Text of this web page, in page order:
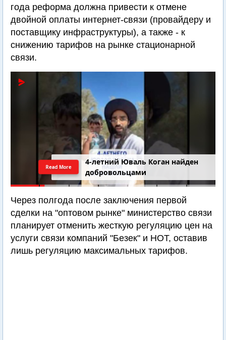
года реформа должна привести к отмене
двойной оплаты интернет-связи (провайдеру и
поставщику инфраструктуры), а также - к
снижению тарифов на рынке стационарной
связи.
4-летний Юваль Коган найден
добровольцами
Read More
Через полгода после заключения первой
сделки на "оптовом рынке" министерство связи
планирует отменить жесткую регуляцию цен на
услуги связи компаний "Безек" и HOT, оставив
лишь регуляцию максимальных тарифов.